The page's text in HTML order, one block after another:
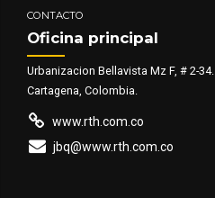
CONTACTO
Oficina principal
Urbanizacion Bellavista Mz F, # 2-34.
Cartagena, Colombia.
www.rth.com.co
jbq@www.rth.com.co